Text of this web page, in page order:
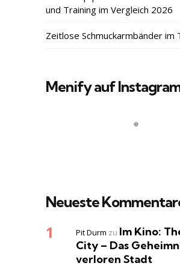
und Training im Vergleich 2026
Zeitlose Schmuckarmbänder im
Menify auf
Neueste
Pit Durm zu Im Kino:
City – Das
verloren Stadt